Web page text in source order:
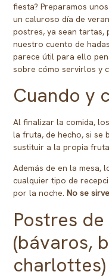
fiesta? Preparamos
un caluroso día de
postres, ya sean tartas,
nuestro cuento de
parece útil para ello
sobre cómo servirlos y
Cuando y
Al finalizar la comida,
la fruta, de hecho, si se
sustituir a la propia
Además de en la mesa,
cualquier tipo de
por la noche. No se
Postres
(bávaros,
charlottes)